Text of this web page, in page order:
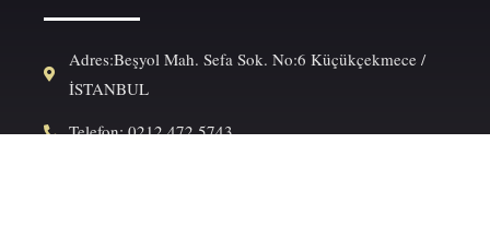
Adres:Beşyol Mah. Sefa Sok. No:6 Küçükçekmece /
İSTANBUL
Telefon: 0212 472 5743